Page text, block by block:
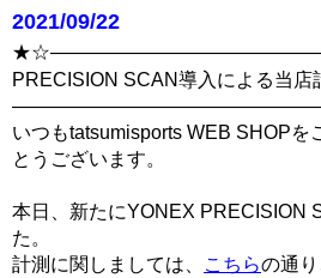
2021/09/22
PRECISION SCAN導入による当店
いつもtatsumisports WEB SHOPを
とうございます。
本日、新たにYONEX PRECISION
た。
計測に関しましては、
こちらの通り